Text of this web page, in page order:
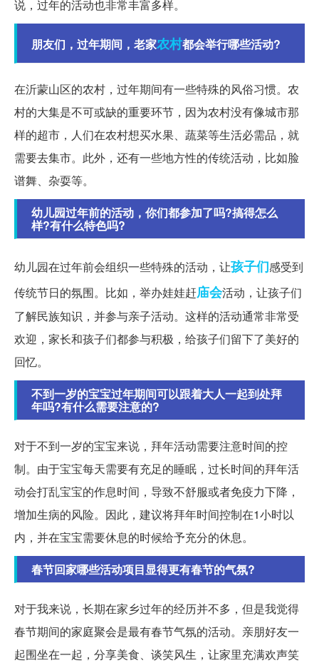
说，过年的活动也非常丰富多样。
朋友们，过年期间，老家农村都会举行哪些活动?
在沂蒙山区的农村，过年期间有一些特殊的风俗习惯。农
村的大集是不可或缺的重要环节，因为农村没有像城市那
样的超市，人们在农村想买水果、蔬菜等生活必需品，就
需要去集市。此外，还有一些地方性的传统活动，比如脸
谱舞、杂耍等。
幼儿园过年前的活动，你们都参加了吗?搞得怎么
样?有什么特色吗?
幼儿园在过年前会组织一些特殊的活动，让孩子们感受到
传统节日的氛围。比如，举办娃娃赶庙会活动，让孩子们
了解民族知识，并参与亲子活动。这样的活动通常非常受
欢迎，家长和孩子们都参与积极，给孩子们留下了美好的
回忆。
不到一岁的宝宝过年期间可以跟着大人一起到处拜
年吗?有什么需要注意的?
对于不到一岁的宝宝来说，拜年活动需要注意时间的控
制。由于宝宝每天需要有充足的睡眠，过长时间的拜年活
动会打乱宝宝的作息时间，导致不舒服或者免疫力下降，
增加生病的风险。因此，建议将拜年时间控制在1小时以
内，并在宝宝需要休息的时候给予充分的休息。
春节回家哪些活动项目显得更有春节的气氛?
对于我来说，长期在家乡过年的经历并不多，但是我觉得
春节期间的家庭聚会是最有春节气氛的活动。亲朋好友一
起围坐在一起，分享美食、谈笑风生，让家里充满欢声笑